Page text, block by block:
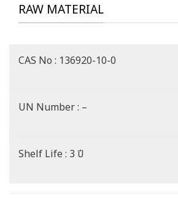
RAW MATERIAL
CAS No : 136920-10-0
UN Number : –
Shelf Life : 3 ปี